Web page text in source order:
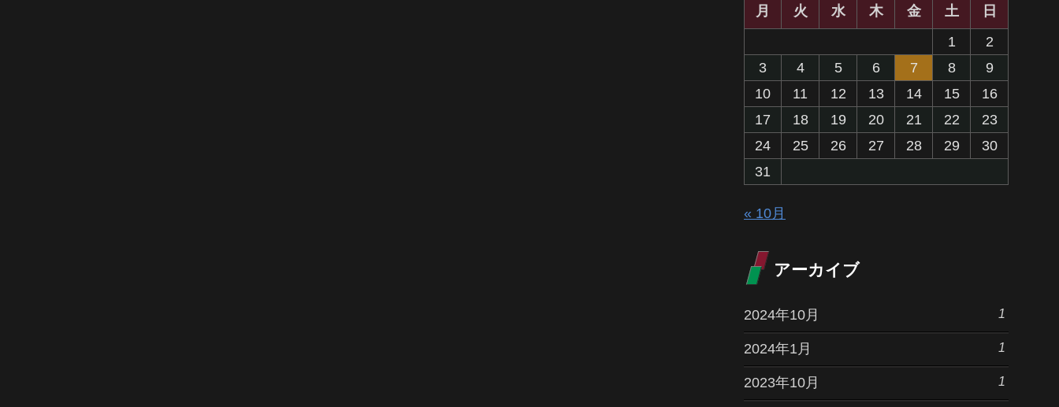
月
火 水 木 金 土
日
1
2
3
4 5 6 7 8
9
10
11 12 13 14 15
16
17
18 19 20 21 22
23
24
25 26 27 28 29
30
31
« 10月
アーカイブ
2024年10月 1
2024年1月 1
2023年10月 1